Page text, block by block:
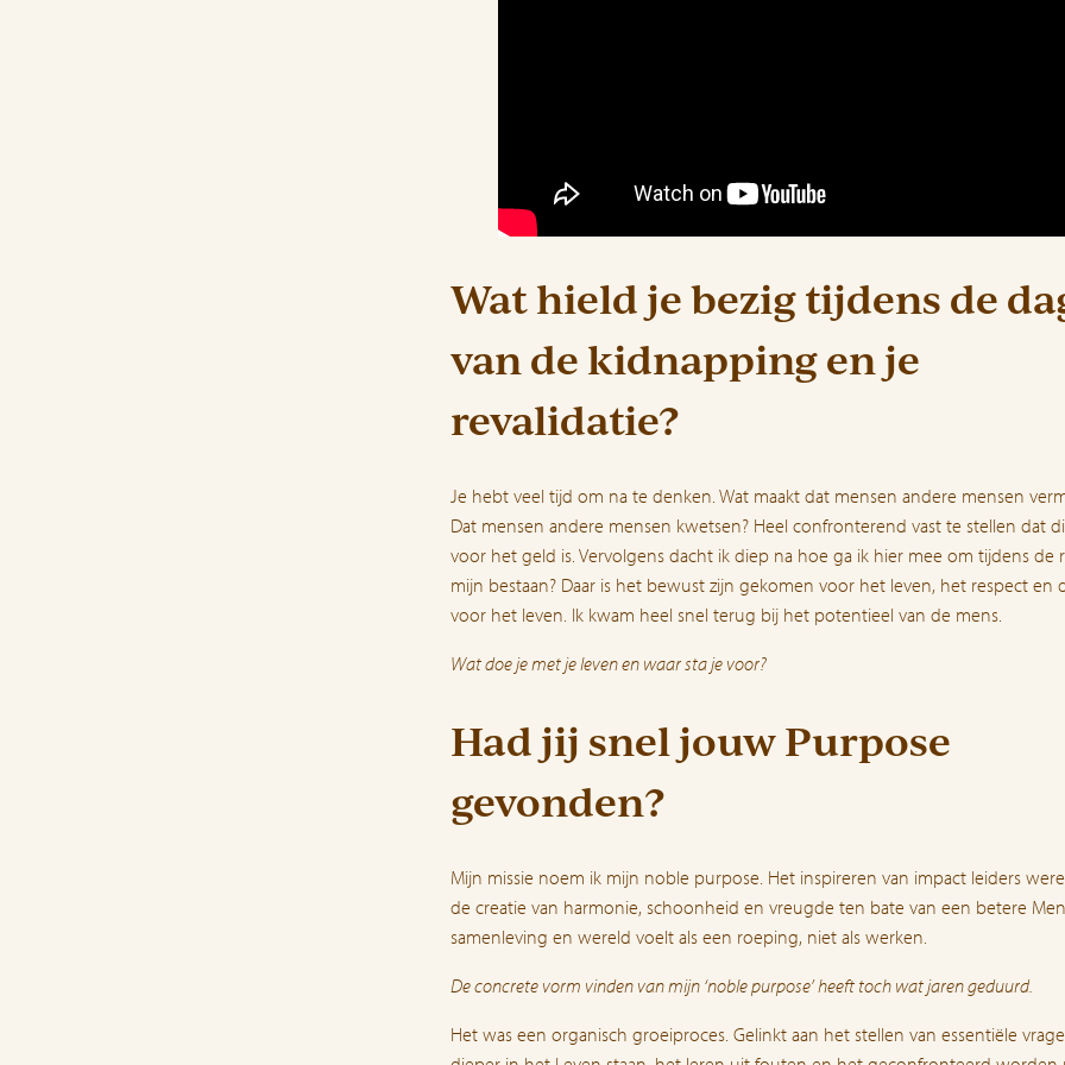
Wat hield je bezig tijdens de
van de kidnapping en je
revalidatie?
Je hebt veel tijd om na te denken. Wat maakt dat mensen andere mensen
Dat mensen andere mensen kwetsen? Heel confronterend vast te stellen dat
voor het geld is. Vervolgens dacht ik diep na hoe ga ik hier mee om tijdens de
mijn bestaan? Daar is het bewust zijn gekomen voor het leven, het respect en
voor het leven. Ik kwam heel snel terug bij het potentieel van de mens.
Wat doe je met je leven en waar sta je voor?
Had jij snel jouw Purpose
gevonden?
Mijn missie noem ik mijn noble purpose. Het inspireren van impact leiders
de creatie van harmonie, schoonheid en vreugde ten bate van een betere
samenleving en wereld voelt als een roeping, niet als werken.
De concrete vorm vinden van mijn ‘noble purpose’ heeft toch wat jaren geduurd.
Het was een organisch groeiproces. Gelinkt aan het stellen van essentiële